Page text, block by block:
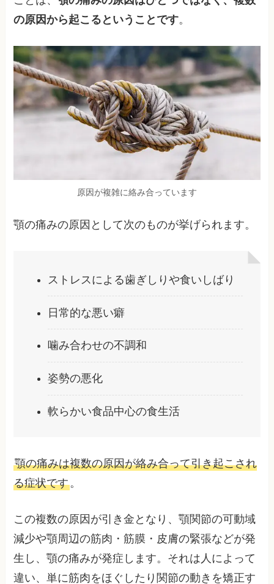
の原因から起こるということです。
原因が複雑に絡み合っています
顎の痛みの原因として次のものが挙げられます。
ストレスによる歯ぎしりや食いしばり
日常的な悪い癖
噛み合わせの不調和
姿勢の悪化
軟らかい食品中心の食生活
顎の痛みは複数の原因が絡み合って引き起こされ
る症状です。
この複数の原因が引き金となり、顎関節の可動域
減少や顎周辺の筋肉・筋膜・皮膚の緊張などが発
生し、顎の痛みが発症します。それは人によって
違い、単に筋肉をほぐしたり関節の動きを矯正す